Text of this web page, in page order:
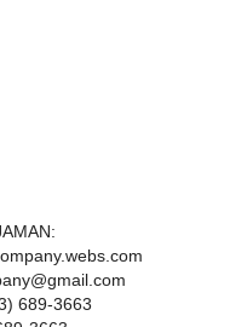
689-3663